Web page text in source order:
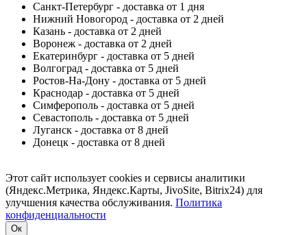
Санкт-Петербург - доставка от 1 дня
Нижний Новогород - доставка от 2 дней
Казань - доставка от 2 дней
Воронеж - доставка от 2 дней
Екатеринбург - доставка от 5 дней
Волгоград - доставка от 5 дней
Ростов-На-Дону - доставка от 5 дней
Краснодар - доставка от 5 дней
Симферополь - доставка от 5 дней
Севастополь - доставка от 5 дней
Луганск - доставка от 8 дней
Донецк - доставка от 8 дней
Этот сайт использует cookies и сервисы аналитики
(Яндекс.Метрика, Яндекс.Карты, JivoSite, Bitrix24) для
улучшения качества обслуживания. Политика
конфиденциальности
Ок